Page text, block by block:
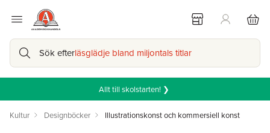
Sök efterläsglädje bland miljontals titlar
Allt till skolstarten! ❯
Kultur Designböcker Illustrationskonst och kommersiell konst